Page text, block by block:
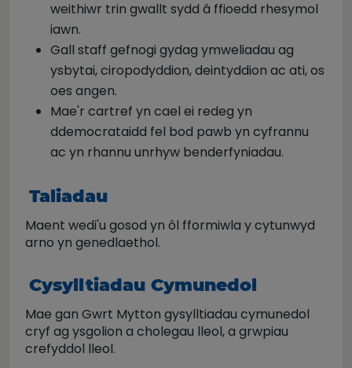
weithiwr trin gwallt sydd â ffioedd rhesymol
iawn.
Gall staff gefnogi gydag ymweliadau ag
ysbytai, ciropodyddion, deintyddion ac ati, os
oes angen.
Mae'r cartref yn cael ei redeg yn
ddemocrataidd fel bod pawb yn cyfrannu
ac yn rhannu unrhyw benderfyniadau.
Taliadau
Maent wedi'u gosod yn ôl fformiwla y cytunwyd
arno yn genedlaethol.
Cysylltiadau Cymunedol
Mae gan Gwrt Mytton gysylltiadau cymunedol
cryf ag ysgolion a cholegau lleol, a grwpiau
crefyddol lleol.